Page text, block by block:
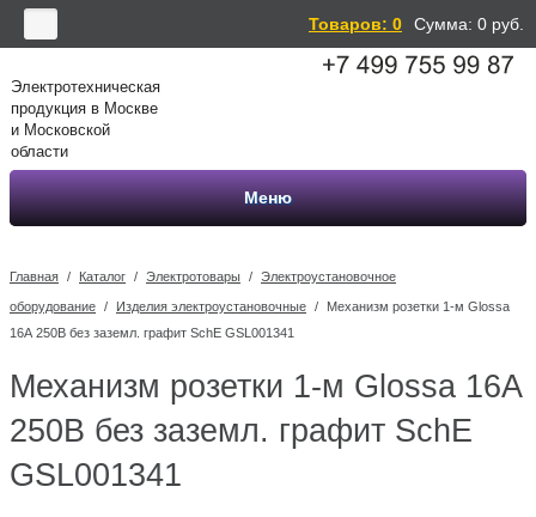
Товаров: 0 Сумма: 0 руб.
Электротехническая
продукция в Москве
и Московской
области
Меню
Главная / Каталог / Электротовары / Электроустановочное
оборудование / Изделия электроустановочные /
Механизм розетки 1-м Glossa
16А 250В без заземл. графит SchE GSL001341
Механизм розетки 1-м Glossa 16А
250В без заземл. графит SchE
GSL001341